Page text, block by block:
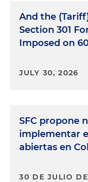
And the
Section 301
Imposed on
JULY 30, 2026
SFC propone
implementar
abiertas en
30 DE JULIO